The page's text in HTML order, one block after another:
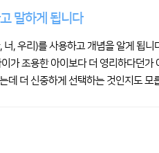
말하게 됩니다
, 우리)를 사용하고 개념을 알게 됩니
가 조용한 아이보다 더 영리하다던가
데 더 신중하게 선택하는 것인지도 모